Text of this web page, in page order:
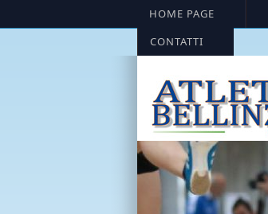
HOME PAGE
CONTATTI